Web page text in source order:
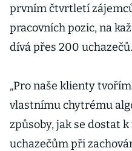
prvním čtvrtletí
pracovních pozic, na
dívá přes 200 uchazečů.
„Pro naše klienty
vlastnímu chytrému
způsoby, jak se dostat
uchazečům při